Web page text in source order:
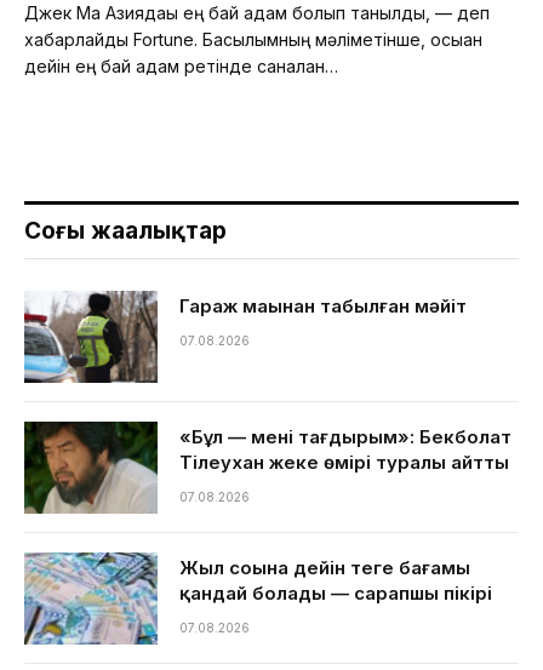
Джек Ма Азиядағы ең бай адам болып танылды, — деп
хабарлайды Fortune. Басылымның мәліметінше, осыған
дейін ең бай адам ретінде саналған…
Соңғы жаңалықтар
Гараж маңынан табылған мәйіт
07.08.2026
«Бұл — менің тағдырым»: Бекболат
Тілеухан жеке өмірі туралы айтты
07.08.2026
Жыл соңына дейін теңге бағамы
қандай болады — сарапшы пікірі
07.08.2026